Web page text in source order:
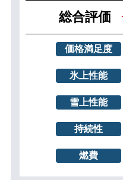
総合評価
価格満足度
氷上性能
雪上性能
持続性
燃費